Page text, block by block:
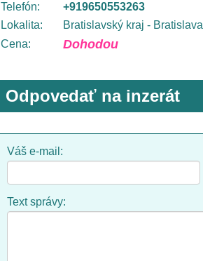
Telefón:
+919650553263
Lokalita:
Bratislavský kraj - Bratislava
Cena:
Dohodou
Odpovedať na inzerát
Váš e-mail:
Text správy: